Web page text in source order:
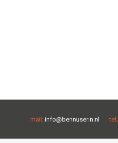
mail: info@bennuserin.nl tel: